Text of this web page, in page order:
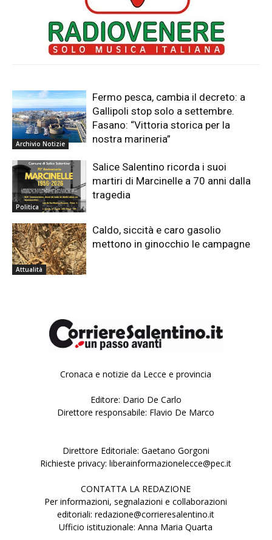
Archivio Notizie
Fermo pesca, cambia il decreto: a
Gallipoli stop solo a settembre.
Fasano: “Vittoria storica per la
nostra marineria”
Politica
Salice Salentino ricorda i suoi
martiri di Marcinelle a 70 anni dalla
tragedia
Attualità
Caldo, siccità e caro gasolio
mettono in ginocchio le campagne
Cronaca e notizie da Lecce e provincia
Editore: Dario De Carlo
Direttore responsabile: Flavio De Marco
Direttore Editoriale: Gaetano Gorgoni
Richieste privacy: liberainformazionelecce@pec.it
CONTATTA LA REDAZIONE
Per informazioni, segnalazioni e collaborazioni
editoriali: redazione@corrieresalentino.it
Ufficio istituzionale: Anna Maria Quarta